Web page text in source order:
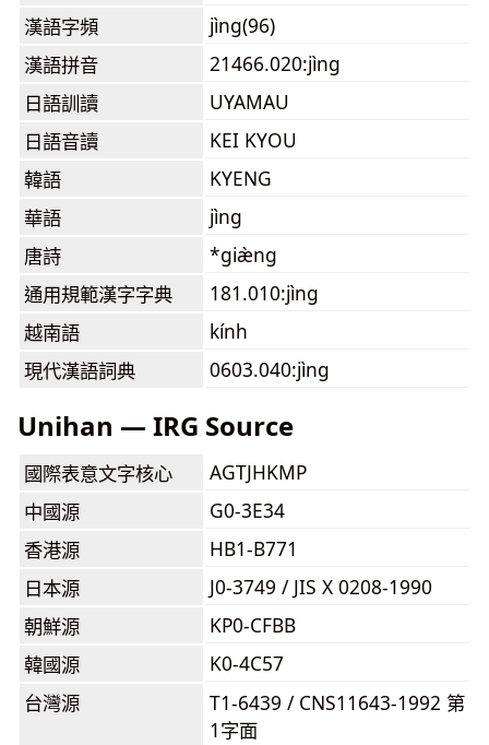
漢語字頻
jìng(96)
漢語拼音
21466.020:jìng
日語訓讀
UYAMAU
日語音讀
KEI KYOU
韓語
KYENG
華語
jìng
唐詩
*giæ̀ng
通用規範漢字字典
181.010:jìng
越南語
kính
現代漢語詞典
0603.040:jìng
Unihan — IRG Source
國際表意文字核心
AGTJHKMP
中國源
G0-3E34
香港源
HB1-B771
日本源
J0-3749 / JIS X 0208-1990
朝鮮源
KP0-CFBB
韓國源
K0-4C57
台灣源
T1-6439 / CNS11643-1992 第
1字面